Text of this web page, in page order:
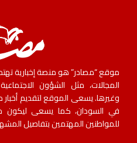
موقع “مصادر” هو منصة إخبارية
المجالات، مثل الشؤون
وغيرها. يسعى الموقع لتقديم
في السودان، كما يسعى ليكون
للمواطنين المهتمين بتفاصيل